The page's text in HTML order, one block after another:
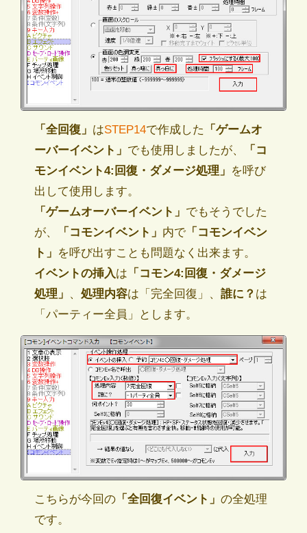
「全回復」 はSTEP14で作成した
「ゲームオ
ーバーイベント」 でも使用しましたが、
「コ
モンイベント4:回復・ダメージ処理」 を呼び
出して使用します。
「ゲームオーバーイベント」 でもそうでした
が、
「コモンイベント」 内で 「コモンイベン
ト」 を呼び出すことも問題なく出来ます。
イベントの挿入は 「コモン4:回復・ダメージ
処理」 、 処理内容は「完全回復」、 誰に？ は
「パーティー全員」とします。
こちらが今回の 「全回復イベント」 の全処理
です。